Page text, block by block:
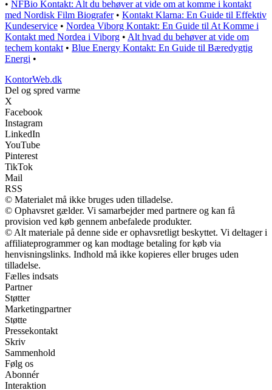
• NFBio Kontakt: Alt du behøver at vide om at komme i kontakt
med Nordisk Film Biografer• Kontakt Klarna: En Guide til Effektiv
Kundeservice • Nordea Viborg Kontakt: En Guide til At Komme i
Kontakt med Nordea i Viborg • Alt hvad du behøver at vide om
techem kontakt • Blue Energy Kontakt: En Guide til Bæredygtig
Energi •
KontorWeb.dk
Del og spred varme
X
Facebook
Instagram
LinkedIn
YouTube
Pinterest
TikTok
Mail
RSS
© Materialet må ikke bruges uden tilladelse.
© Ophavsret gælder. Vi samarbejder med partnere og kan få
provision ved køb gennem anbefalede produkter.
© Alt materiale på denne side er ophavsretligt beskyttet. Vi deltager i
affiliateprogrammer og kan modtage betaling for køb via
henvisningslinks. Indhold må ikke kopieres eller bruges uden
tilladelse.
Fælles indsats
Partner
Støtter
Marketingpartner
Støtte
Pressekontakt
Skriv
Sammenhold
Følg os
Abonnér
Interaktion